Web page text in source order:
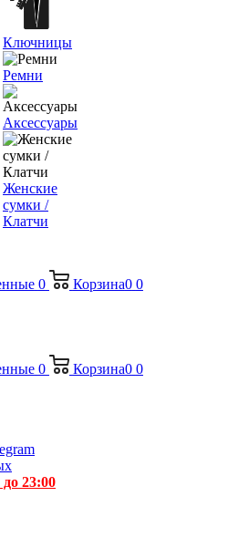
Ключницы
Ремни
Аксессуары
Женские
сумки /
Клатчи
0 Корзина0 0
0 Корзина0 0
23:00